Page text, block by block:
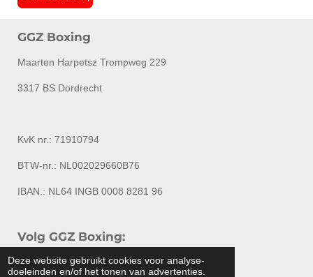
Deze website gebruikt cookies voor analyse-
doeleinden en/of het tonen van advertenties.
GGZ Boxing
Maarten Harpetsz Trompweg 229
3317 BS Dordrecht
KvK nr.: 71910794
BTW-nr.: NL002029660B76
IBAN.: NL64 INGB 0008 8281 96
Volg GGZ Boxing:
L
F
I
Y